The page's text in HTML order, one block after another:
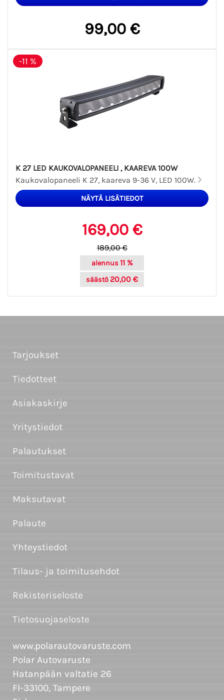
99,00 €
-11 %
K 27 LED KAUKOVALOPANEELI , KAAREVA 100W
Kaukovalopaneeli K 27, kaareva 9-36 V, LED 100W.
169,00 €
189,00 €
alennus 11 %
säästö 20,00 €
Tarjoukset
Tiedotteet
Asiakaskirje
Yritystiedot
Palautukset
Toimitustavat
Maksutavat
Palaute
Yhteystiedot
Tilaus- ja toimitusehdot
Rekisteriseloste
Tietosuojaseloste
www.polarautovaruste.com
Polar Autovaruste
Hatanpään valtatie 26
FI-33100, Tampere